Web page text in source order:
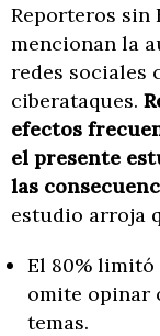
Reporteros sin
mencionan la
redes sociales
ciberataques.
efectos
el presente
las
estudio arroja
El 80% limitó
omite opinar
temas.